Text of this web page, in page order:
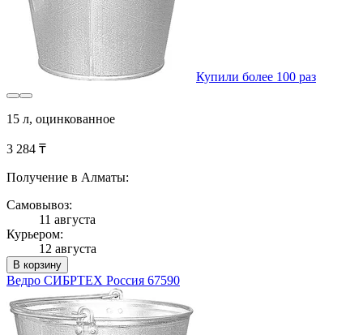
Купили более 100 раз
15 л, оцинкованное
3 284 ₸
Получение в Алматы:
Самовывоз:
11 августа
Курьером:
12 августа
В корзину
Ведро СИБРТЕХ Россия 67590